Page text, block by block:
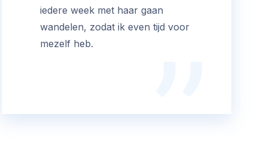
iedere week met haar gaan
wandelen, zodat ik even tijd voor
mezelf heb.